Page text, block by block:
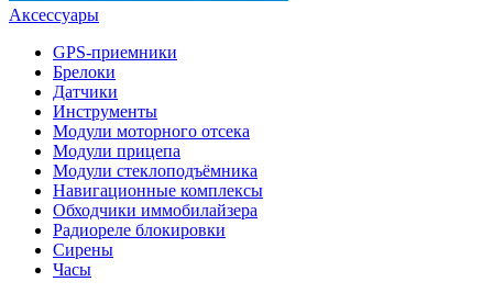
Аксессуары
GPS-приемники
Брелоки
Датчики
Инструменты
Модули моторного отсека
Модули прицепа
Модули стеклоподъёмника
Навигационные комплексы
Обходчики иммобилайзера
Радиореле блокировки
Сирены
Часы